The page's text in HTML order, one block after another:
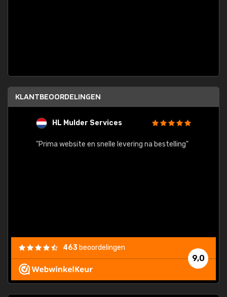
KLANTBEOORDELINGEN
HL Mulder Services
"Prima website en snelle levering na bestelling"
9,0
463 beoordelingen